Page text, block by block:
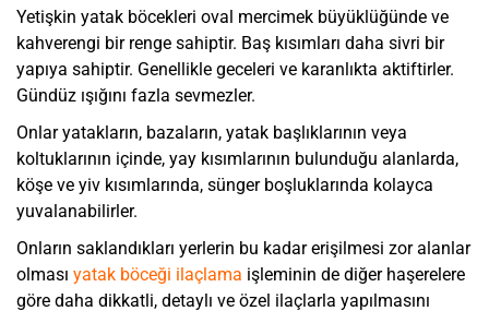
Yetişkin yatak böcekleri oval mercimek büyüklüğünde ve
kahverengi bir renge sahiptir. Baş kısımları daha sivri bir
yapıya sahiptir. Genellikle geceleri ve karanlıkta aktiftirler.
Gündüz ışığını fazla sevmezler.
Onlar yatakların, bazaların, yatak başlıklarının veya
koltuklarının içinde, yay kısımlarının bulunduğu alanlarda,
köşe ve yiv kısımlarında, sünger boşluklarında kolayca
yuvalanabilirler.
Onların saklandıkları yerlerin bu kadar erişilmesi zor alanlar
olması yatak böceği ilaçlama işleminin de diğer haşerelere
göre daha dikkatli, detaylı ve özel ilaçlarla yapılmasını